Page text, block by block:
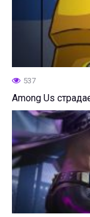
537
Among Us